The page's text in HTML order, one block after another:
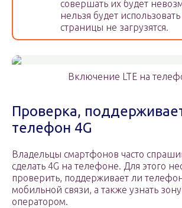
совершать их будет
нельзя будет
страницы не загрузятся.
Включение LTE на
Проверка,
телефон 4G
Владельцы смартфонов часто
сделать 4G на телефоне. Для этого
проверить, поддерживает ли
мобильной связи, а также узнать
оператором.